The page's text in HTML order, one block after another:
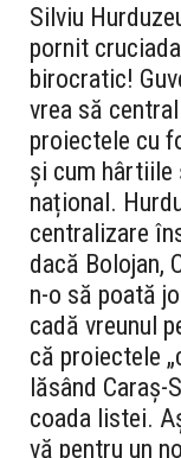
Silviu
pornit
birocratic!
vrea să
proiectele cu
și cum hârtiile
național.
centralizare
dacă Bolojan,
n-o să poată
cadă vreunul
că proiectele
lăsând Caraș-
coada listei.
vă pentru un